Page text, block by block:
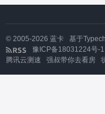
© 2005-2026 蓝卡 基于
豫ICP备18031224号-1
腾讯云测速
强叔带你去看房